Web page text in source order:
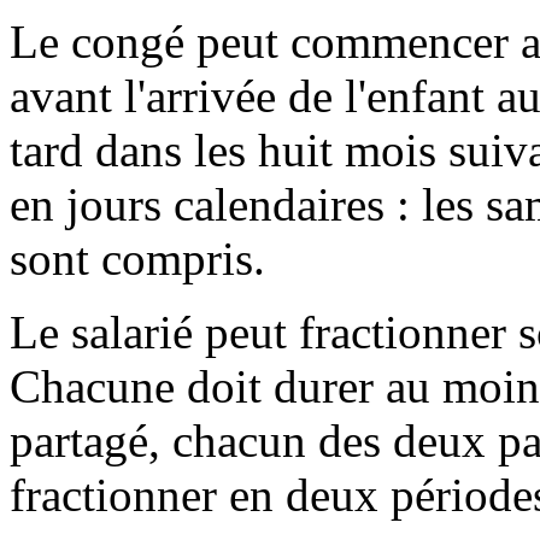
Le congé peut commencer
avant l'arrivée de l'enfant
tard dans les huit mois
en jours calendaires : les
sont compris.
Le salarié peut fractionner
Chacune doit durer au
partagé, chacun des deux
fractionner en deux